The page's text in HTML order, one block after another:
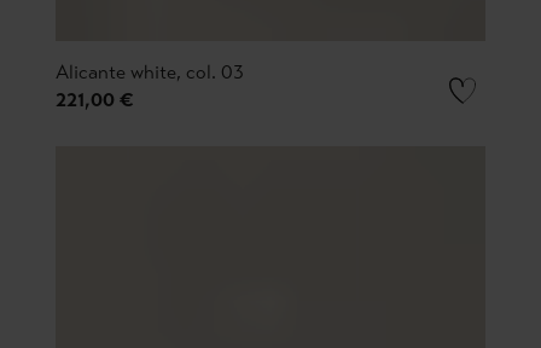
Alicante white, col. 03
221,00 €